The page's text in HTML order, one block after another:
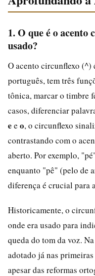
1. O que é o acento
usado?
O acento circunflexo (^)
português, tem três
tônica, marcar o timbre
casos, diferenciar
e e o, o circunflexo
contrastando com o
aberto. Por exemplo,
enquanto "pê" (pelo de
diferença é crucial para
Historicamente, o
onde era usado para
queda do tom da voz.
adotado já nas
apesar das reformas